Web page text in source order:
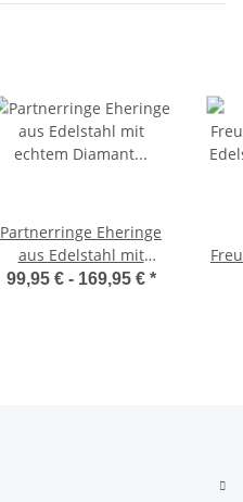
Partnerringe Eheringe
aus Edelstahl mit
echtem Diamant und
99,95 € - 169,95 € *